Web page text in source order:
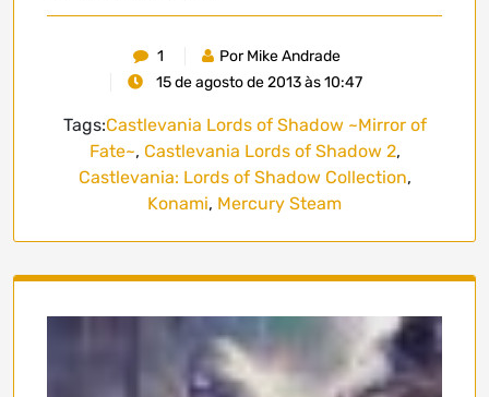
1
Por Mike Andrade
15 de agosto de 2013 às 10:47
Tags:Castlevania Lords of Shadow ~Mirror of
Fate~, Castlevania Lords of Shadow 2,
Castlevania: Lords of Shadow Collection,
Konami, Mercury Steam